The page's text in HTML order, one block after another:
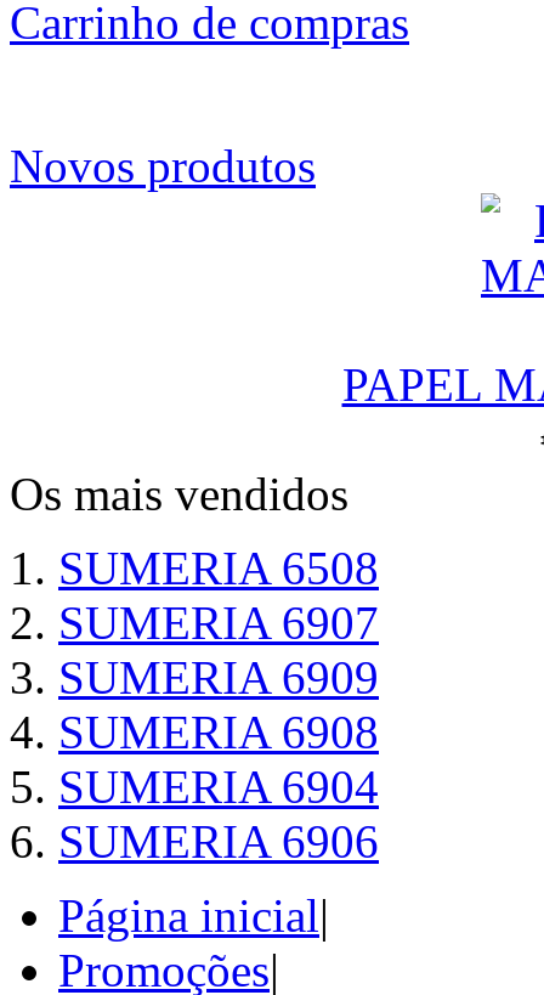
Carrinho de compras
Novos produtos
PAPEL
Os mais vendidos
SUMERIA 6508
SUMERIA 6907
SUMERIA 6909
SUMERIA 6908
SUMERIA 6904
SUMERIA 6906
Página inicial|
Promoções|